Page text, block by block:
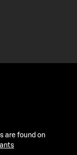
are found on